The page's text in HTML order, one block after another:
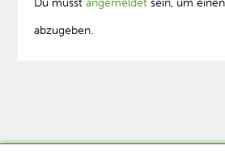
Du musstangemeldet sein, um
abzugeben.